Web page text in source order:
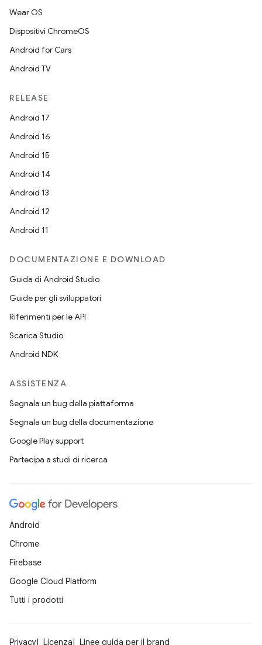
Wear OS
Dispositivi ChromeOS
Android for Cars
Android TV
RELEASE
Android 17
Android 16
Android 15
Android 14
Android 13
Android 12
Android 11
DOCUMENTAZIONE E DOWNLOAD
Guida di Android Studio
Guide per gli sviluppatori
Riferimenti per le API
Scarica Studio
Android NDK
ASSISTENZA
Segnala un bug della piattaforma
Segnala un bug della documentazione
Google Play support
Partecipa a studi di ricerca
Android
Chrome
Firebase
Google Cloud Platform
Tutti i prodotti
Privacy Licenza Linee guida per il brand